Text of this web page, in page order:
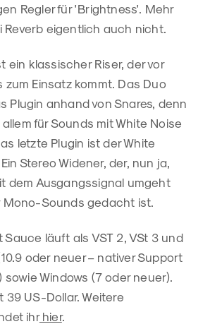
Regler für 'Brightness'. Mehr
eigentlich auch nicht.
ein klassischer Riser, der vor
zum Einsatz kommt. Das Duo
Plugin anhand von Snares, denn
für Sounds mit White Noise
letzte Plugin ist der White
Stereo Widener, der, nun ja,
dem Ausgangssignal umgeht
Mono-Sounds gedacht ist.
Sauce läuft als VST 2, VSt 3 und
oder neuer – nativer Support
sowie Windows (7 oder neuer).
39 US-Dollar. Weitere
ihrhier.